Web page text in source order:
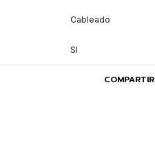
Cableado
SI
COMPARTIR